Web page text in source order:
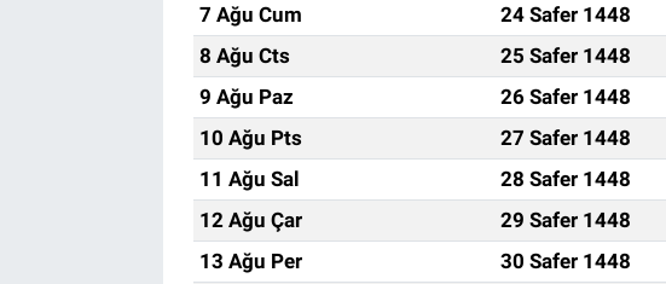
7 Ağu Cum
24 Safer 1448
8 Ağu Cts
25 Safer 1448
9 Ağu Paz
26 Safer 1448
10 Ağu Pts
27 Safer 1448
11 Ağu Sal
28 Safer 1448
12 Ağu Çar
29 Safer 1448
13 Ağu Per
30 Safer 1448